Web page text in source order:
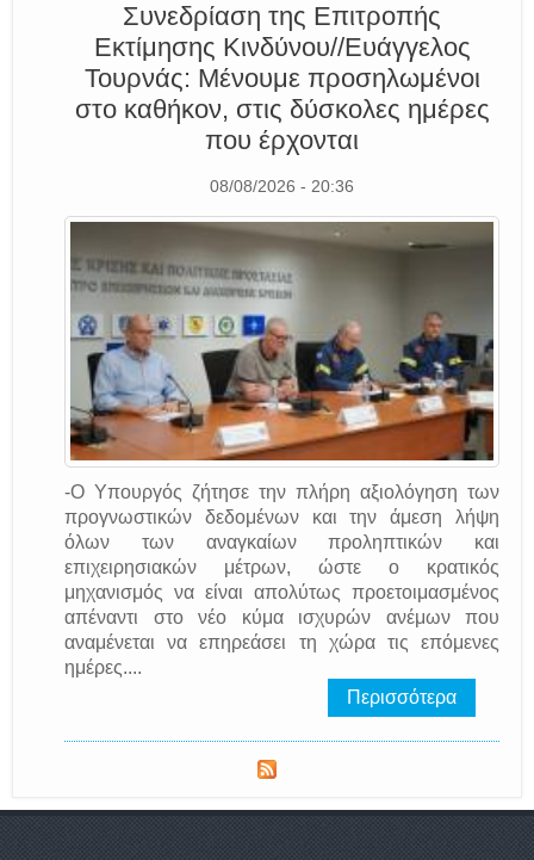
Συνεδρίαση της Επιτροπής
Εκτίμησης Κινδύνου//Ευάγγελος
Τουρνάς: Μένουμε προσηλωμένοι
στο καθήκον, στις δύσκολες ημέρες
που έρχονται
08/08/2026 - 20:36
-Ο Υπουργός ζήτησε την πλήρη αξιολόγηση των
προγνωστικών δεδομένων και την άμεση λήψη
όλων των αναγκαίων προληπτικών και
επιχειρησιακών μέτρων, ώστε ο κρατικός
μηχανισμός να είναι απολύτως προετοιμασμένος
απέναντι στο νέο κύμα ισχυρών ανέμων που
αναμένεται να επηρεάσει τη χώρα τις επόμενες
ημέρες....
Περισσότερα